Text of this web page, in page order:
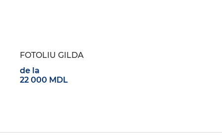
FOTOLIU GILDA
de la
22 000 MDL